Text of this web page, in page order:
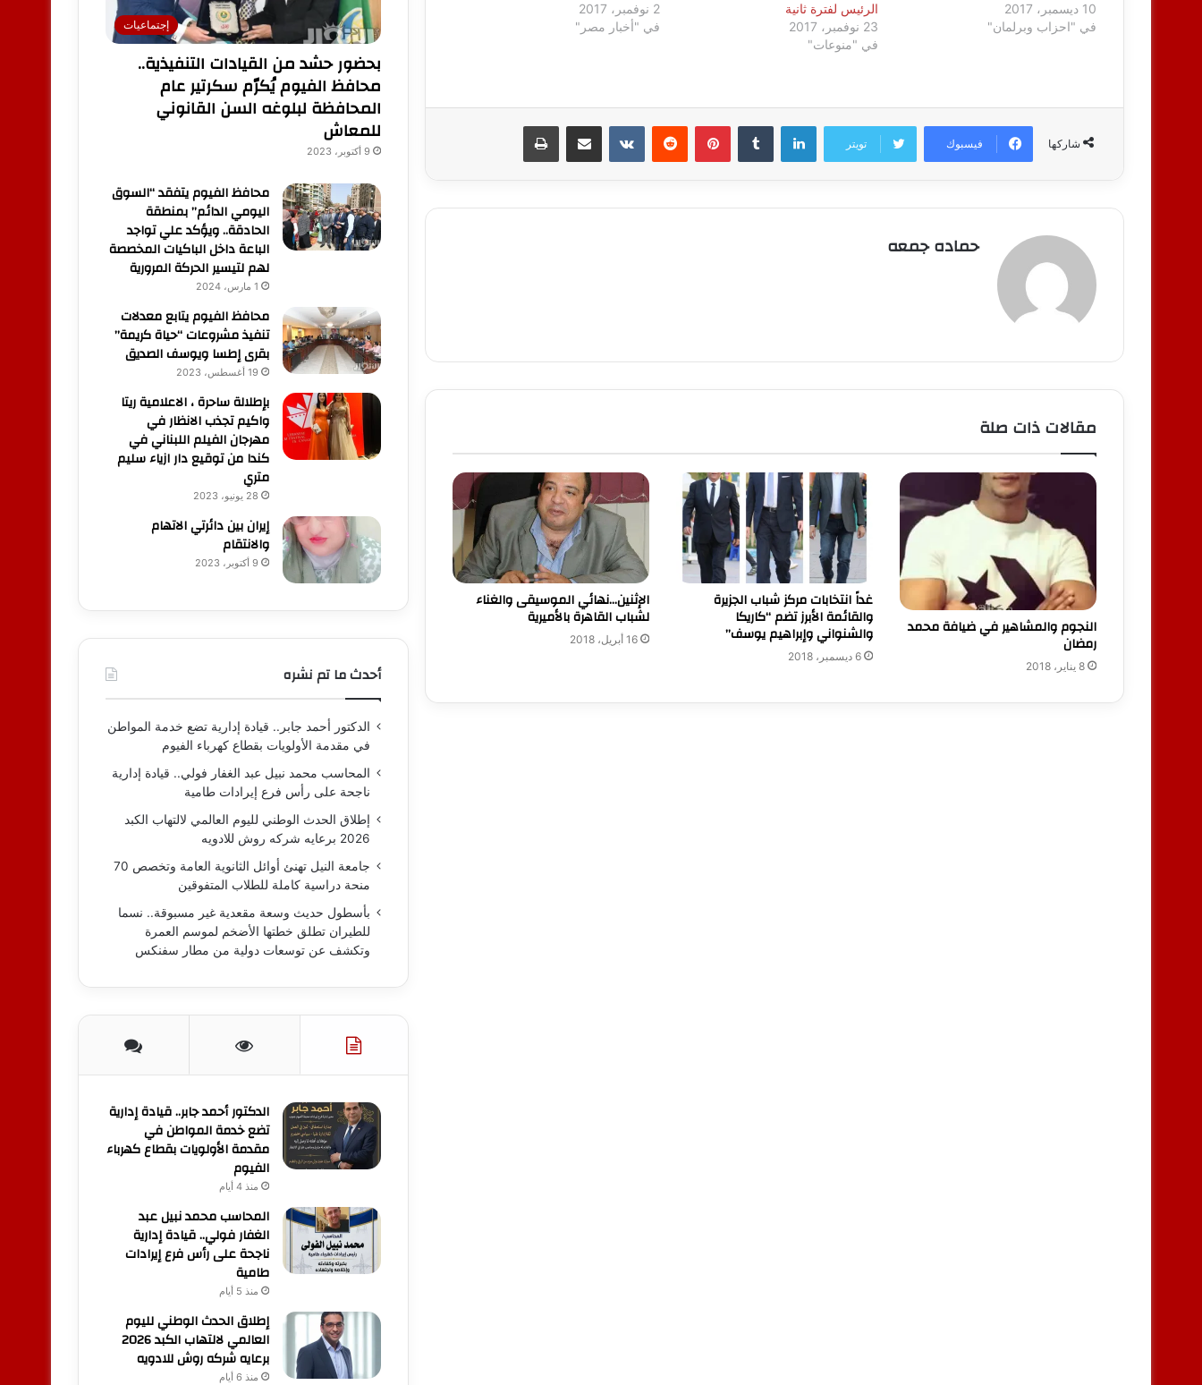
10 ديسمبر، 2017
في "احزاب وبرلمان"
الرئيس لفترة ثانية
23 نوفمبر، 2017
في "منوعات"
2 نوفمبر، 2017
في "أخبار مصر"
شاركها فيسبوك تويتر
لينكدإن بينتيريست مشاركة عبر البريد طباعة
حماده جمعه
مقالات ذات صلة
النجوم والمشاهير في ضيافة محمد
رمضان
8 يناير، 2018
غداً انتخابات مركز شباب الجزيرة
والقائمة الأبرز تضم “كاريكا
والشنواني وإبراهيم يوسف”
6 ديسمبر، 2018
الإثنين…نهائي الموسيقى والغناء
لشباب القاهرة بالأميرية
16 أبريل، 2018
إجتماعيات
بحضور حشد من القيادات التنفيذية..
محافظ الفيوم يُكرّم سكرتير عام
المحافظة لبلوغه السن القانوني
للمعاش
9 أكتوبر، 2023
محافظ الفيوم يتفقد “السوق
اليومي الدائم” بمنطقة
الحادقة.. ويؤكد علي تواجد
الباعة داخل الباكيات المخصصة
لهم لتيسير الحركة المرورية
1 مارس، 2024
محافظ الفيوم يتابع معدلات
تنفيذ مشروعات “حياة كريمة”
بقرى إطسا ويوسف الصديق
19 أغسطس، 2023
بإطلالة ساحرة ، الاعلامية ريتا
واكيم تجذب الانظار في
مهرجان الفيلم اللبناني في
كندا من توقيع دار ازياء سليم
متري
28 يونيو، 2023
إيران بين دائرتي الاتهام
والانتقام
9 أكتوبر، 2023
أحدث ما تم نشره
الدكتور أحمد جابر.. قيادة إدارية تضع خدمة المواطن
في مقدمة الأولويات بقطاع كهرباء الفيوم
المحاسب محمد نبيل عبد الغفار فولي.. قيادة إدارية
ناجحة على رأس فرع إيرادات طامية
إطلاق الحدث الوطني لليوم العالمي لالتهاب الكبد
2026 برعايه شركه روش للادويه
جامعة النيل تهنئ أوائل الثانوية العامة وتخصص 70
منحة دراسية كاملة للطلاب المتفوقين
بأسطول حديث وسعة مقعدية غير مسبوقة.. نسما
للطيران تطلق خطتها الأضخم لموسم العمرة
وتكشف عن توسعات دولية من مطار سفنكس
الدكتور أحمد جابر.. قيادة إدارية
تضع خدمة المواطن في
مقدمة الأولويات بقطاع كهرباء
الفيوم
منذ 4 أيام
المحاسب محمد نبيل عبد
الغفار فولي.. قيادة إدارية
ناجحة على رأس فرع إيرادات
طامية
منذ 5 أيام
إطلاق الحدث الوطني لليوم
العالمي لالتهاب الكبد 2026
برعايه شركه روش للادويه
منذ 6 أيام